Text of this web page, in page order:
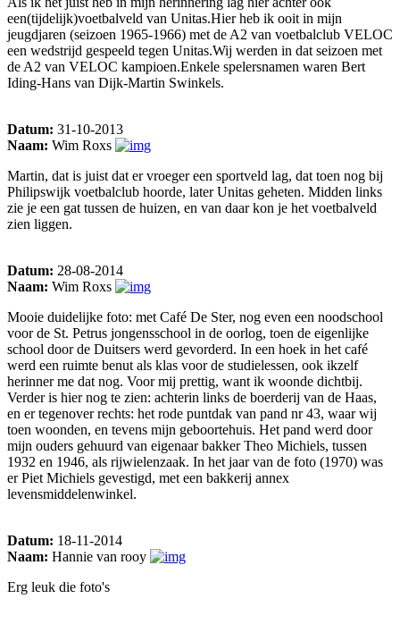
een(tijdelijk)voetbalveld van Unitas.Hier heb ik ooit in mijn
jeugdjaren (seizoen 1965-1966) met de A2 van voetbalclub VELOC
een wedstrijd gespeeld tegen Unitas.Wij werden in dat seizoen met
de A2 van VELOC kampioen.Enkele spelersnamen waren Bert
Iding-Hans van Dijk-Martin Swinkels.
Datum: 31-10-2013
Naam: Wim Roxs
Martin, dat is juist dat er vroeger een sportveld lag, dat toen nog bij
Philipswijk voetbalclub hoorde, later Unitas geheten. Midden links
zie je een gat tussen de huizen, en van daar kon je het voetbalveld
zien liggen.
Datum: 28-08-2014
Naam: Wim Roxs
Mooie duidelijke foto: met Café De Ster, nog even een noodschool
voor de St. Petrus jongensschool in de oorlog, toen de eigenlijke
school door de Duitsers werd gevorderd. In een hoek in het café
werd een ruimte benut als klas voor de studielessen, ook ikzelf
herinner me dat nog. Voor mij prettig, want ik woonde dichtbij.
Verder is hier nog te zien: achterin links de boerderij van de Haas,
en er tegenover rechts: het rode puntdak van pand nr 43, waar wij
toen woonden, en tevens mijn geboortehuis. Het pand werd door
mijn ouders gehuurd van eigenaar bakker Theo Michiels, tussen
1932 en 1946, als rijwielenzaak. In het jaar van de foto (1970) was
er Piet Michiels gevestigd, met een bakkerij annex
levensmiddelenwinkel.
Datum: 18-11-2014
Naam: Hannie van rooy
Erg leuk die foto's